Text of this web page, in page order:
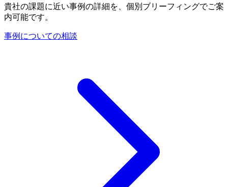
貴社の課題に近い事例の詳細を、個別ブリーフィングでご案
内可能です。
事例についての相談